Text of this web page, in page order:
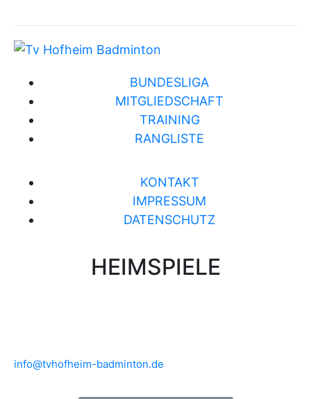
BUNDESLIGA
MITGLIEDSCHAFT
TRAINING
RANGLISTE
KONTAKT
IMPRESSUM
DATENSCHUTZ
HEIMSPIELE
info@tvhofheim-badminton.de